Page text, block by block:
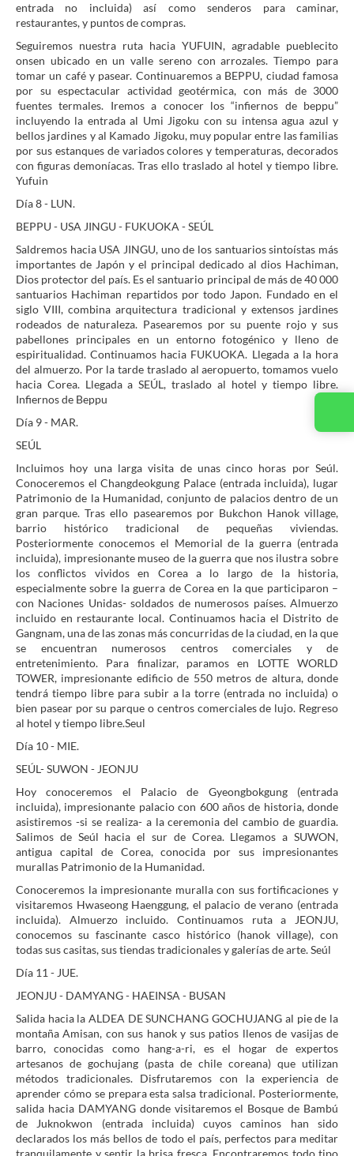
entrada no incluida) así como senderos para caminar,
restaurantes, y puntos de compras.
Seguiremos nuestra ruta hacia YUFUIN, agradable pueblecito
onsen ubicado en un valle sereno con arrozales. Tiempo para
tomar un café y pasear. Continuaremos a BEPPU, ciudad famosa
por su espectacular actividad geotérmica, con más de 3000
fuentes termales. Iremos a conocer los “infiernos de beppu”
incluyendo la entrada al Umi Jigoku con su intensa agua azul y
bellos jardines y al Kamado Jigoku, muy popular entre las familias
por sus estanques de variados colores y temperaturas, decorados
con figuras demoníacas. Tras ello traslado al hotel y tiempo libre.
Yufuin
Día 8 - LUN.
BEPPU - USA JINGU - FUKUOKA - SEÚL
Saldremos hacia USA JINGU, uno de los santuarios sintoístas más
importantes de Japón y el principal dedicado al dios Hachiman,
Dios protector del país. Es el santuario principal de más de 40 000
santuarios Hachiman repartidos por todo Japon. Fundado en el
siglo VIII, combina arquitectura tradicional y extensos jardines
rodeados de naturaleza. Pasearemos por su puente rojo y sus
pabellones principales en un entorno fotogénico y lleno de
espiritualidad. Continuamos hacia FUKUOKA. Llegada a la hora
del almuerzo. Por la tarde traslado al aeropuerto, tomamos vuelo
hacia Corea. Llegada a SEÚL, traslado al hotel y tiempo libre.
Infiernos de Beppu
Día 9 - MAR.
SEÚL
Incluimos hoy una larga visita de unas cinco horas por Seúl.
Conoceremos el Changdeokgung Palace (entrada incluida), lugar
Patrimonio de la Humanidad, conjunto de palacios dentro de un
gran parque. Tras ello pasearemos por Bukchon Hanok village,
barrio histórico tradicional de pequeñas viviendas.
Posteriormente conocemos el Memorial de la guerra (entrada
incluida), impresionante museo de la guerra que nos ilustra sobre
los conflictos vividos en Corea a lo largo de la historia,
especialmente sobre la guerra de Corea en la que participaron –
con Naciones Unidas- soldados de numerosos países. Almuerzo
incluido en restaurante local. Continuamos hacia el Distrito de
Gangnam, una de las zonas más concurridas de la ciudad, en la que
se encuentran numerosos centros comerciales y de
entretenimiento. Para finalizar, paramos en LOTTE WORLD
TOWER, impresionante edificio de 550 metros de altura, donde
tendrá tiempo libre para subir a la torre (entrada no incluida) o
bien pasear por su parque o centros comerciales de lujo. Regreso
al hotel y tiempo libre.Seul
Día 10 - MIE.
SEÚL- SUWON - JEONJU
Hoy conoceremos el Palacio de Gyeongbokgung (entrada
incluida), impresionante palacio con 600 años de historia, donde
asistiremos -si se realiza- a la ceremonia del cambio de guardia.
Salimos de Seúl hacia el sur de Corea. Llegamos a SUWON,
antigua capital de Corea, conocida por sus impresionantes
murallas Patrimonio de la Humanidad.
Conoceremos la impresionante muralla con sus fortificaciones y
visitaremos Hwaseong Haenggung, el palacio de verano (entrada
incluida). Almuerzo incluido. Continuamos ruta a JEONJU,
conocemos su fascinante casco histórico (hanok village), con
todas sus casitas, sus tiendas tradicionales y galerías de arte. Seúl
Día 11 - JUE.
JEONJU - DAMYANG - HAEINSA - BUSAN
Salida hacia la ALDEA DE SUNCHANG GOCHUJANG al pie de la
montaña Amisan, con sus hanok y sus patios llenos de vasijas de
barro, conocidas como hang-a-ri, es el hogar de expertos
artesanos de gochujang (pasta de chile coreana) que utilizan
métodos tradicionales. Disfrutaremos con la experiencia de
aprender cómo se prepara esta salsa tradicional. Posteriormente,
salida hacia DAMYANG donde visitaremos el Bosque de Bambú
de Juknokwon (entrada incluida) cuyos caminos han sido
declarados los más bellos de todo el país, perfectos para meditar
tranquilamente y sentir la brisa fresca. Encontraremos todo tipo